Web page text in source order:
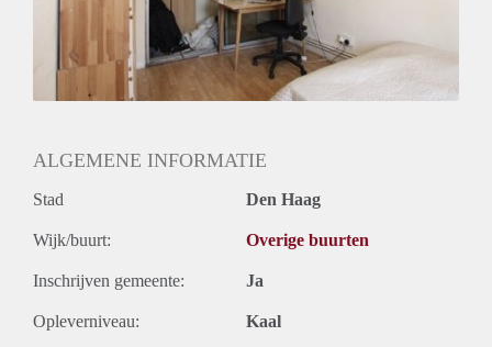
Gestoffeerd
ALGEMENE INFORMATIE
Stad Den Haag
Wijk/buurt: Overige buurten
Inschrijven gemeente: Ja
Opleverniveau: Kaal